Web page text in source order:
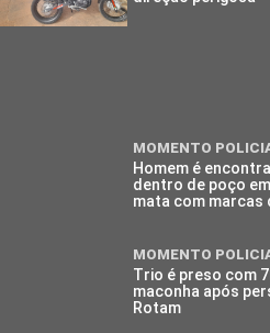
MOMENTO
Homem é
dentro de poço
mata com marcas
MOMENTO
Trio é preso com
maconha após
Rotam